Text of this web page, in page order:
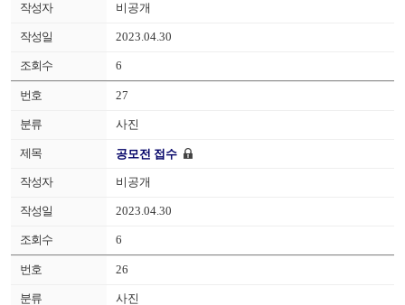
비공개
2023.04.30
6
27
사진
공모전 접수
비공개
2023.04.30
6
26
사진